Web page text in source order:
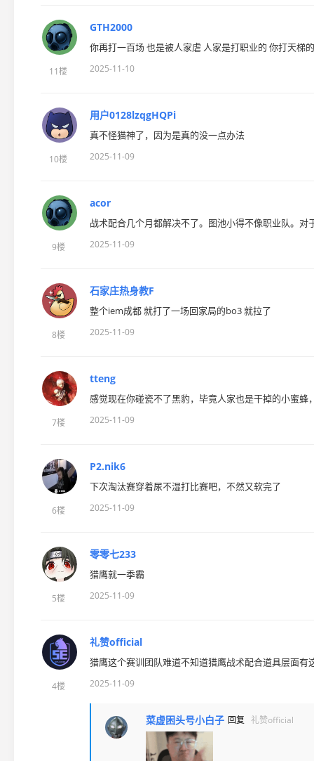
11楼
GTH2000
你再打一百场 也是被人家虐 人家是打职业的 你打天梯
2025-11-10
10楼
用户0128lzqgHQPi
真不怪猫神了，因为是真的没一点办法
2025-11-09
9楼
acor
战术配合几个月都解决不了。图池小得不像职业队。
2025-11-09
8楼
石家庄热身教F
整个iem成都 就打了一场回家局的bo3 就拉了
2025-11-09
7楼
tteng
感觉现在你碰瓷不了黑豹，毕竟人家也是干掉的小蜜蜂
2025-11-09
6楼
P2.nik6
下次淘汰赛穿着尿不湿打比赛吧，不然又软完了
2025-11-09
5楼
零零七233
猎鹰就一季霸
2025-11-09
4楼
礼赞official
猎鹰这个赛训团队难道不知道猎鹰战术配合道具层面
2025-11-09
菜虚困头号小白子 回复 礼赞official